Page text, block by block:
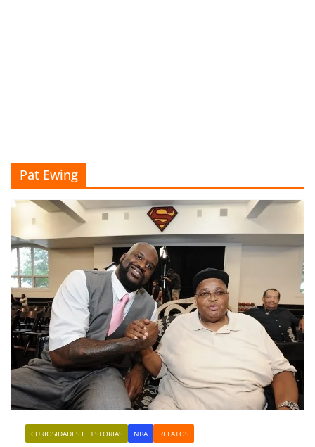
Pat Ewing
CURIOSIDADES E HISTORIAS NBA RELATOS